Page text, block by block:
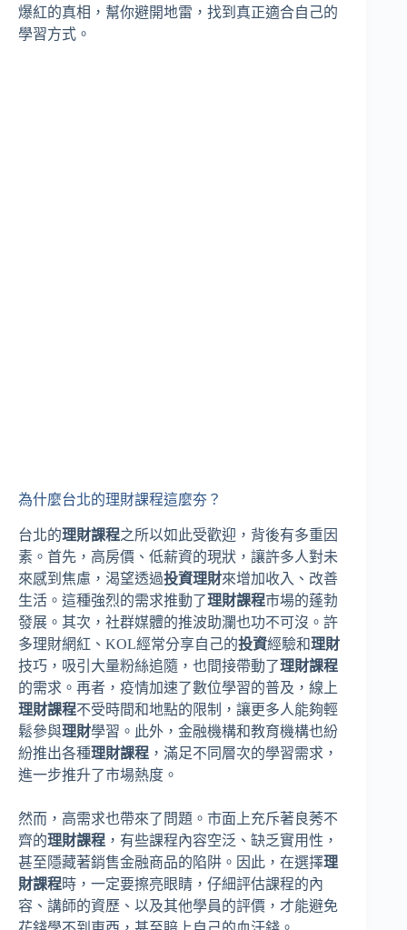
爆紅的真相，幫你避開地雷，找到真正適合自己的
學習方式。
為什麼台北的理財課程這麼夯？
台北的理財課程之所以如此受歡迎，背後有多重因
素。首先，高房價、低薪資的現狀，讓許多人對未
來感到焦慮，渴望透過投資理財來增加收入、改善
生活。這種強烈的需求推動了理財課程市場的蓬勃
發展。其次，社群媒體的推波助瀾也功不可沒。許
多理財網紅、KOL經常分享自己的投資經驗和理財
技巧，吸引大量粉絲追隨，也間接帶動了理財課程
的需求。再者，疫情加速了數位學習的普及，線上
理財課程不受時間和地點的限制，讓更多人能夠輕
鬆參與理財學習。此外，金融機構和教育機構也紛
紛推出各種理財課程 ，滿足不同層次的學習需求，
進一步推升了市場熱度。
然而，高需求也帶來了問題。市面上充斥著良莠不
齊的理財課程 ，有些課程內容空泛、缺乏實用性，
甚至隱藏著銷售金融商品的陷阱。因此，在選擇理
財課程時，一定要擦亮眼睛，仔細評估課程的內
容、講師的資歷、以及其他學員的評價，才能避免